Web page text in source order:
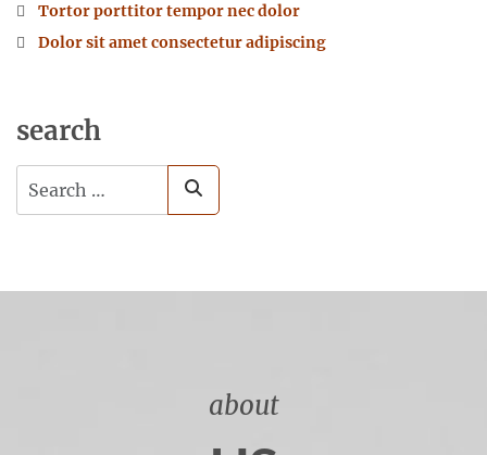
Tortor porttitor tempor nec dolor
Dolor sit amet consectetur adipiscing
search
Search
about